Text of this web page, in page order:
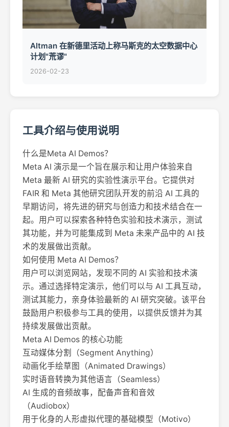
Altman 在新德里活动上称马斯克的太空数据中心
计划"荒谬"
2026-02-23
工具介绍与使用说明
什么是Meta AI Demos？
Meta AI 演示是一个旨在展示和让用户体验来自
Meta 最新 AI 研究的实验性演示平台。它提供对
FAIR 和 Meta 其他研究团队开发的前沿 AI 工具的
早期访问，将先进的研究与创造力和技术结合在一
起。用户可以探索各种特色实验和技术演示，测试
其功能，并为可能集成到 Meta 未来产品中的 AI 技
术的发展做出贡献。
如何使用 Meta AI Demos？
用户可以浏览网站，发现不同的 AI 实验和技术演
示。通过选择特定演示，他们可以与 AI 工具互动，
测试其能力，亲身体验最新的 AI 研究突破。该平台
鼓励用户积极参与工具的使用，以提供反馈并为其
持续发展做出贡献。
Meta AI Demos 的核心功能
互动媒体分割（Segment Anything）
动画化手绘草图（Animated Drawings）
实时语音转换为其他语言（Seamless）
AI 生成的音频故事，配备声音和音效
（Audiobox）
用于化身的人形虚拟代理的基础模型（Motivo）